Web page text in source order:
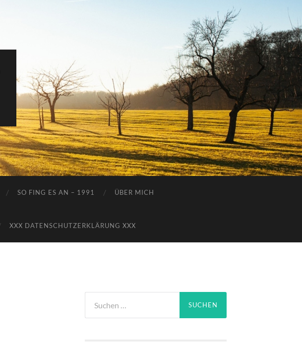
SO FING ES AN – 1991 ÜBER MICH
XXX DATENSCHUTZERKLÄRUNG XXX
nach: